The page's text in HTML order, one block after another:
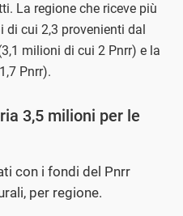
La regione che riceve più
di cui 2,3 provenienti dal
milioni di cui 2 Pnrr) e la
Pnrr).
3,5 milioni per le
con i fondi del Pnrr
per regione.